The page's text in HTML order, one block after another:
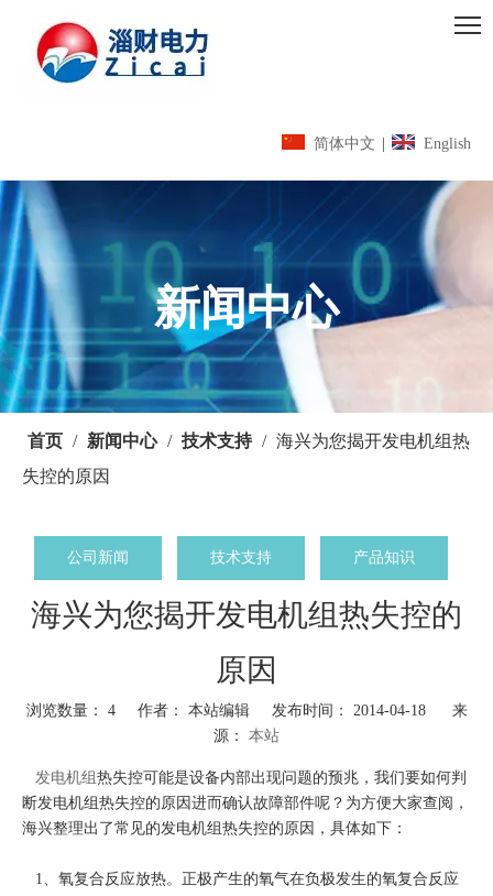
简体中文 English
新闻中心
首页 / 新闻中心 / 技术支持 / 海兴为您揭开发电机组热
失控的原因
公司新闻 技术支持 产品知识
海兴为您揭开发电机组热失控的
原因
浏览数量： 4作者： 本站编辑 发布时间： 2014-04-18 来
源： 本站
["wechat","weibo","qzone","douban","email"]
发电机组 热失控可能是设备内部出现问题的预兆，我们要如何判
断发电机组热失控的原因进而确认故障部件呢？为方便大家查阅，
海兴整理出了常见的发电机组热失控的原因，具体如下：
1、氧复合反应放热。正极产生的氧气在负极发生的氧复合反应